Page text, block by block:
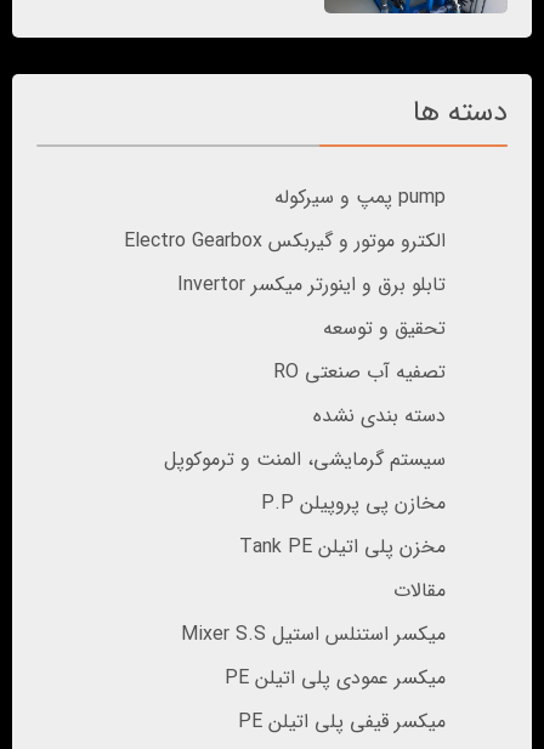
دسته ها
pump پمپ و سیرکوله
الکترو موتور و گیربکس Electro Gearbox
تابلو برق و اینورتر میکسر Invertor
تحقیق و توسعه
تصفیه آب صنعتی RO
دسته بندی نشده
سیستم گرمایشی، المنت و ترموکوپل
مخازن پی پروپیلن P.P
مخزن پلی اتیلن Tank PE
مقالات
میکسر استنلس استیل Mixer S.S
میکسر عمودی پلی اتیلن PE
میکسر قیفی پلی اتیلن PE